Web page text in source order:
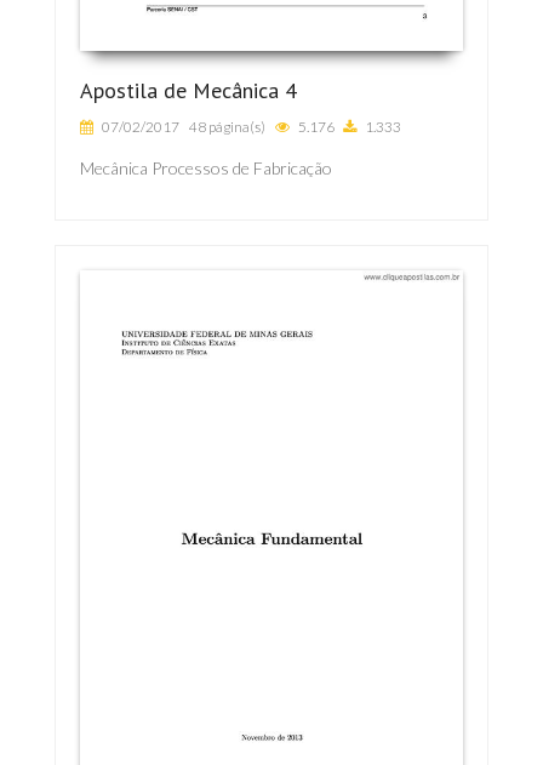
Apostila de Mecânica 4
07/02/2017 48 página(s) 5.176 1.333
Mecânica Processos de Fabricação